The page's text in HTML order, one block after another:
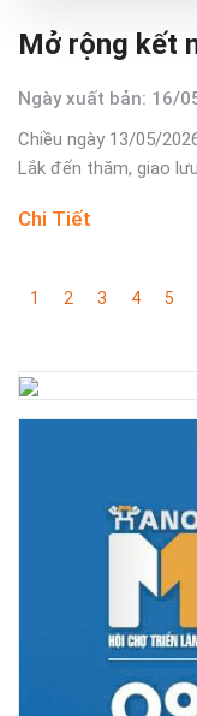
Mở rộng kết
Ngày xuất bản: 16/
Chiều ngày 13/05/
Lắk đến thăm, giao
Chi Tiết
1 2 3 4 5